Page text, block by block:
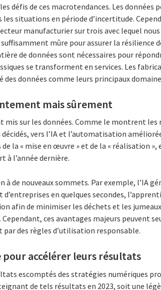
défis de ces macrotendances. Les données
situations en période d’incertitude.
manufacturier sur trois avec lequel
mûre pour assurer la résilience
de données sont nécessaires pour
se transforment en services. Les
données comme leurs principaux
mais sûrement
mis sur les données. Comme le montrent
vers l’IA et l’automatisation
la « mise en œuvre » et de la « réalisation »,
l’année dernière.
à de nouveaux sommets. Par exemple, l’IA
en quelques secondes,
afin de minimiser les déchets et les
ces avantages majeurs peuvent
des règles d’utilisation responsable.
accélérer leurs résultats
escomptés des stratégies numériques
de tels résultats en 2023, soit une